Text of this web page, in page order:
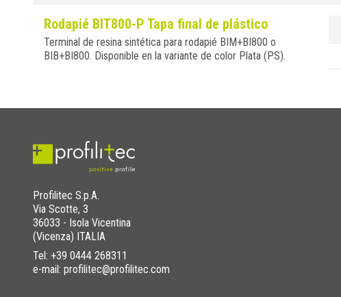
Rodapié BIT800-P Tapa final de plástico
Terminal de resina sintética para rodapié BIM+BI800 o
BIB+BI800. Disponible en la variante de color Plata (PS).
Profilitec S.p.A.
Via Scotte, 3
36033 - Isola Vicentina
(Vicenza) ITALIA
Tel: +39 0444 268311
e-mail: profilitec@profilitec.com